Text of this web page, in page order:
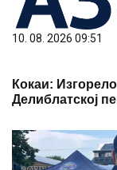
10. 08. 2026 09:51
Кокаи:
Делиблатској